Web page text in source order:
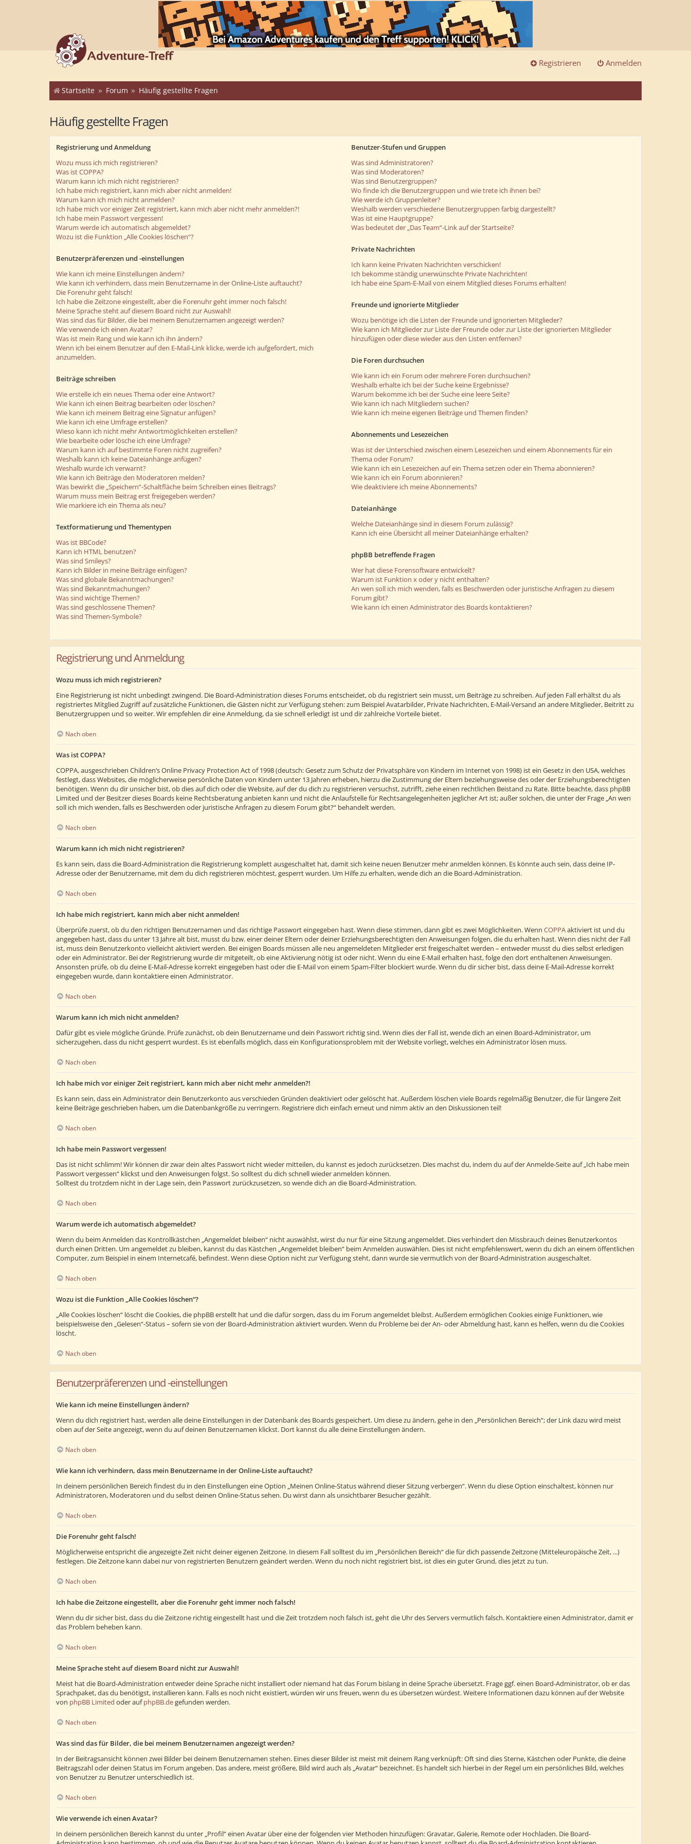
Anmelden
Registrieren
Startseite Forum Häufig gestellte Fragen
Häufig gestellte Fragen
Registrierung und Anmeldung
Wozu muss ich mich registrieren?
Was ist COPPA?
Warum kann ich mich nicht registrieren?
Ich habe mich registriert, kann mich aber nicht anmelden!
Warum kann ich mich nicht anmelden?
Ich habe mich vor einiger Zeit registriert, kann mich aber nicht mehr anmelden?!
Ich habe mein Passwort vergessen!
Warum werde ich automatisch abgemeldet?
Wozu ist die Funktion „Alle Cookies löschen“?
Benutzerpräferenzen und -einstellungen
Wie kann ich meine Einstellungen ändern?
Wie kann ich verhindern, dass mein Benutzername in der Online-Liste auftaucht?
Die Forenuhr geht falsch!
Ich habe die Zeitzone eingestellt, aber die Forenuhr geht immer noch falsch!
Meine Sprache steht auf diesem Board nicht zur Auswahl!
Was sind das für Bilder, die bei meinem Benutzernamen angezeigt werden?
Wie verwende ich einen Avatar?
Was ist mein Rang und wie kann ich ihn ändern?
Wenn ich bei einem Benutzer auf den E-Mail-Link klicke, werde ich aufgefordert, mich
anzumelden.
Beiträge schreiben
Wie erstelle ich ein neues Thema oder eine Antwort?
Wie kann ich einen Beitrag bearbeiten oder löschen?
Wie kann ich meinem Beitrag eine Signatur anfügen?
Wie kann ich eine Umfrage erstellen?
Wieso kann ich nicht mehr Antwortmöglichkeiten erstellen?
Wie bearbeite oder lösche ich eine Umfrage?
Warum kann ich auf bestimmte Foren nicht zugreifen?
Weshalb kann ich keine Dateianhänge anfügen?
Weshalb wurde ich verwarnt?
Wie kann ich Beiträge den Moderatoren melden?
Was bewirkt die „Speichern“-Schaltfläche beim Schreiben eines Beitrags?
Warum muss mein Beitrag erst freigegeben werden?
Wie markiere ich ein Thema als neu?
Textformatierung und Thementypen
Was ist BBCode?
Kann ich HTML benutzen?
Was sind Smileys?
Kann ich Bilder in meine Beiträge einfügen?
Was sind globale Bekanntmachungen?
Was sind Bekanntmachungen?
Was sind wichtige Themen?
Was sind geschlossene Themen?
Was sind Themen-Symbole?
Benutzer-Stufen und Gruppen
Was sind Administratoren?
Was sind Moderatoren?
Was sind Benutzergruppen?
Wo finde ich die Benutzergruppen und wie trete ich ihnen bei?
Wie werde ich Gruppenleiter?
Weshalb werden verschiedene Benutzergruppen farbig dargestellt?
Was ist eine Hauptgruppe?
Was bedeutet der „Das Team“-Link auf der Startseite?
Private Nachrichten
Ich kann keine Privaten Nachrichten verschicken!
Ich bekomme ständig unerwünschte Private Nachrichten!
Ich habe eine Spam-E-Mail von einem Mitglied dieses Forums erhalten!
Freunde und ignorierte Mitglieder
Wozu benötige ich die Listen der Freunde und ignorierten Mitglieder?
Wie kann ich Mitglieder zur Liste der Freunde oder zur Liste der ignorierten Mitglieder
hinzufügen oder diese wieder aus den Listen entfernen?
Die Foren durchsuchen
Wie kann ich ein Forum oder mehrere Foren durchsuchen?
Weshalb erhalte ich bei der Suche keine Ergebnisse?
Warum bekomme ich bei der Suche eine leere Seite?
Wie kann ich nach Mitgliedern suchen?
Wie kann ich meine eigenen Beiträge und Themen finden?
Abonnements und Lesezeichen
Was ist der Unterschied zwischen einem Lesezeichen und einem Abonnements für ein
Thema oder Forum?
Wie kann ich ein Lesezeichen auf ein Thema setzen oder ein Thema abonnieren?
Wie kann ich ein Forum abonnieren?
Wie deaktiviere ich meine Abonnements?
Dateianhänge
Welche Dateianhänge sind in diesem Forum zulässig?
Kann ich eine Übersicht all meiner Dateianhänge erhalten?
phpBB betreffende Fragen
Wer hat diese Forensoftware entwickelt?
Warum ist Funktion x oder y nicht enthalten?
An wen soll ich mich wenden, falls es Beschwerden oder juristische Anfragen zu diesem
Forum gibt?
Wie kann ich einen Administrator des Boards kontaktieren?
Registrierung und Anmeldung
Wozu muss ich mich registrieren?
Eine Registrierung ist nicht unbedingt zwingend. Die Board-Administration dieses Forums entscheidet, ob du registriert sein musst, um Beiträge zu schreiben. Auf jeden Fall erhältst du als
registriertes Mitglied Zugriff auf zusätzliche Funktionen, die Gästen nicht zur Verfügung stehen: zum Beispiel Avatarbilder, Private Nachrichten, E-Mail-Versand an andere Mitglieder, Beitritt zu
Benutzergruppen und so weiter. Wir empfehlen dir eine Anmeldung, da sie schnell erledigt ist und dir zahlreiche Vorteile bietet.
Nach oben
Was ist COPPA?
COPPA, ausgeschrieben Children’s Online Privacy Protection Act of 1998 (deutsch: Gesetz zum Schutz der Privatsphäre von Kindern im Internet von 1998) ist ein Gesetz in den USA, welches
festlegt, dass Websites, die möglicherweise persönliche Daten von Kindern unter 13 Jahren erheben, hierzu die Zustimmung der Eltern beziehungsweise des oder der Erziehungsberechtigten
benötigen. Wenn du dir unsicher bist, ob dies auf dich oder die Website, auf der du dich zu registrieren versuchst, zutrifft, ziehe einen rechtlichen Beistand zu Rate. Bitte beachte, dass phpBB
Limited und der Besitzer dieses Boards keine Rechtsberatung anbieten kann und nicht die Anlaufstelle für Rechtsangelegenheiten jeglicher Art ist; außer solchen, die unter der Frage „An wen
soll ich mich wenden, falls es Beschwerden oder juristische Anfragen zu diesem Forum gibt?“ behandelt werden.
Nach oben
Warum kann ich mich nicht registrieren?
Es kann sein, dass die Board-Administration die Registrierung komplett ausgeschaltet hat, damit sich keine neuen Benutzer mehr anmelden können. Es könnte auch sein, dass deine IP-
Adresse oder der Benutzername, mit dem du dich registrieren möchtest, gesperrt wurden. Um Hilfe zu erhalten, wende dich an die Board-Administration.
Nach oben
Ich habe mich registriert, kann mich aber nicht anmelden!
Überprüfe zuerst, ob du den richtigen Benutzernamen und das richtige Passwort eingegeben hast. Wenn diese stimmen, dann gibt es zwei Möglichkeiten. Wenn COPPAaktiviert ist und du
angegeben hast, dass du unter 13 Jahre alt bist, musst du bzw. einer deiner Eltern oder deiner Erziehungsberechtigten den Anweisungen folgen, die du erhalten hast. Wenn dies nicht der Fall
ist, muss dein Benutzerkonto vielleicht aktiviert werden. Bei einigen Boards müssen alle neu angemeldeten Mitglieder erst freigeschaltet werden – entweder musst du dies selbst erledigen
oder ein Administrator. Bei der Registrierung wurde dir mitgeteilt, ob eine Aktivierung nötig ist oder nicht. Wenn du eine E-Mail erhalten hast, folge den dort enthaltenen Anweisungen.
Ansonsten prüfe, ob du deine E-Mail-Adresse korrekt eingegeben hast oder die E-Mail von einem Spam-Filter blockiert wurde. Wenn du dir sicher bist, dass deine E-Mail-Adresse korrekt
eingegeben wurde, dann kontaktiere einen Administrator.
Nach oben
Warum kann ich mich nicht anmelden?
Dafür gibt es viele mögliche Gründe. Prüfe zunächst, ob dein Benutzername und dein Passwort richtig sind. Wenn dies der Fall ist, wende dich an einen Board-Administrator, um
sicherzugehen, dass du nicht gesperrt wurdest. Es ist ebenfalls möglich, dass ein Konfigurationsproblem mit der Website vorliegt, welches ein Administrator lösen muss.
Nach oben
Ich habe mich vor einiger Zeit registriert, kann mich aber nicht mehr anmelden?!
Es kann sein, dass ein Administrator dein Benutzerkonto aus verschieden Gründen deaktiviert oder gelöscht hat. Außerdem löschen viele Boards regelmäßig Benutzer, die für längere Zeit
keine Beiträge geschrieben haben, um die Datenbankgröße zu verringern. Registriere dich einfach erneut und nimm aktiv an den Diskussionen teil!
Nach oben
Ich habe mein Passwort vergessen!
Das ist nicht schlimm! Wir können dir zwar dein altes Passwort nicht wieder mitteilen, du kannst es jedoch zurücksetzen. Dies machst du, indem du auf der Anmelde-Seite auf „Ich habe mein
Passwort vergessen“ klickst und den Anweisungen folgst. So solltest du dich schnell wieder anmelden können.
Solltest du trotzdem nicht in der Lage sein, dein Passwort zurückzusetzen, so wende dich an die Board-Administration.
Nach oben
Warum werde ich automatisch abgemeldet?
Wenn du beim Anmelden das Kontrollkästchen „Angemeldet bleiben“ nicht auswählst, wirst du nur für eine Sitzung angemeldet. Dies verhindert den Missbrauch deines Benutzerkontos
durch einen Dritten. Um angemeldet zu bleiben, kannst du das Kästchen „Angemeldet bleiben“ beim Anmelden auswählen. Dies ist nicht empfehlenswert, wenn du dich an einem öffentlichen
Computer, zum Beispiel in einem Internetcafé, befindest. Wenn diese Option nicht zur Verfügung steht, dann wurde sie vermutlich von der Board-Administration ausgeschaltet.
Nach oben
Wozu ist die Funktion „Alle Cookies löschen“?
„Alle Cookies löschen“ löscht die Cookies, die phpBB erstellt hat und die dafür sorgen, dass du im Forum angemeldet bleibst. Außerdem ermöglichen Cookies einige Funktionen, wie
beispielsweise den „Gelesen“-Status – sofern sie von der Board-Administration aktiviert wurden. Wenn du Probleme bei der An- oder Abmeldung hast, kann es helfen, wenn du die Cookies
löscht.
Nach oben
Benutzerpräferenzen und -einstellungen
Wie kann ich meine Einstellungen ändern?
Wenn du dich registriert hast, werden alle deine Einstellungen in der Datenbank des Boards gespeichert. Um diese zu ändern, gehe in den „Persönlichen Bereich“; der Link dazu wird meist
oben auf der Seite angezeigt, wenn du auf deinen Benutzernamen klickst. Dort kannst du alle deine Einstellungen ändern.
Nach oben
Wie kann ich verhindern, dass mein Benutzername in der Online-Liste auftaucht?
In deinem persönlichen Bereich findest du in den Einstellungen eine Option „Meinen Online-Status während dieser Sitzung verbergen“. Wenn du diese Option einschaltest, können nur
Administratoren, Moderatoren und du selbst deinen Online-Status sehen. Du wirst dann als unsichtbarer Besucher gezählt.
Nach oben
Die Forenuhr geht falsch!
Möglicherweise entspricht die angezeigte Zeit nicht deiner eigenen Zeitzone. In diesem Fall solltest du im „Persönlichen Bereich“ die für dich passende Zeitzone (Mitteleuropäische Zeit, ...)
festlegen. Die Zeitzone kann dabei nur von registrierten Benutzern geändert werden. Wenn du noch nicht registriert bist, ist dies ein guter Grund, dies jetzt zu tun.
Nach oben
Ich habe die Zeitzone eingestellt, aber die Forenuhr geht immer noch falsch!
Wenn du dir sicher bist, dass du die Zeitzone richtig eingestellt hast und die Zeit trotzdem noch falsch ist, geht die Uhr des Servers vermutlich falsch. Kontaktiere einen Administrator, damit er
das Problem beheben kann.
Nach oben
Meine Sprache steht auf diesem Board nicht zur Auswahl!
Meist hat die Board-Administration entweder deine Sprache nicht installiert oder niemand hat das Forum bislang in deine Sprache übersetzt. Frage ggf. einen Board-Administrator, ob er das
Sprachpaket, das du benötigst, installieren kann. Falls es noch nicht existiert, würden wir uns freuen, wenn du es übersetzen würdest. Weitere Informationen dazu können auf der Website
von phpBB Limited oder aufphpBB.degefunden werden.
Nach oben
Was sind das für Bilder, die bei meinem Benutzernamen angezeigt werden?
In der Beitragsansicht können zwei Bilder bei deinem Benutzernamen stehen. Eines dieser Bilder ist meist mit deinem Rang verknüpft: Oft sind dies Sterne, Kästchen oder Punkte, die deine
Beitragszahl oder deinen Status im Forum angeben. Das andere, meist größere, Bild wird auch als „Avatar“ bezeichnet. Es handelt sich hierbei in der Regel um ein persönliches Bild, welches
von Benutzer zu Benutzer unterschiedlich ist.
Nach oben
Wie verwende ich einen Avatar?
In deinem persönlichen Bereich kannst du unter „Profil“ einen Avatar über eine der folgenden vier Methoden hinzufügen: Gravatar, Galerie, Remote oder Hochladen. Die Board-